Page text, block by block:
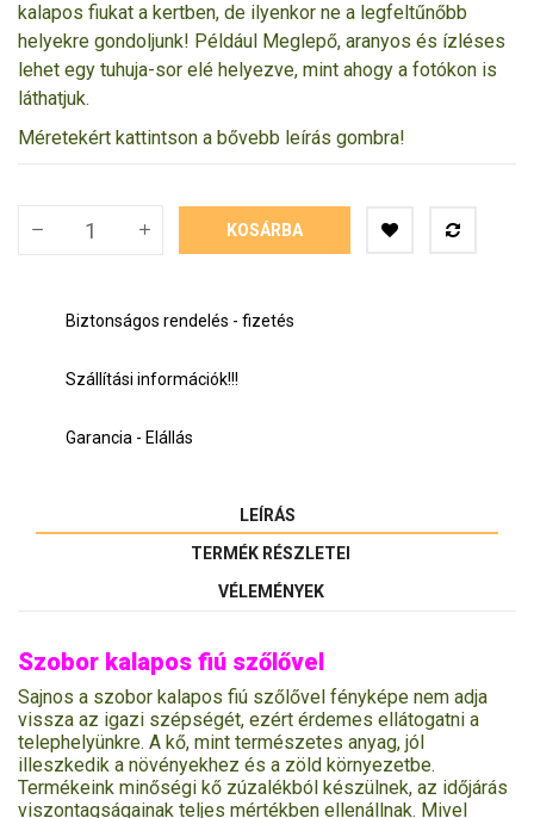
kalapos fiukat a kertben, de ilyenkor ne a legfeltűnőbb
helyekre gondoljunk! Például Meglepő, aranyos és ízléses
lehet egy tuhuja-sor elé helyezve, mint ahogy a fotókon is
láthatjuk.
Méretekért kattintson a bővebb leírás gombra!
KOSÁRBA
Biztonságos rendelés - fizetés
Szállítási információk!!!
Garancia - Elállás
LEÍRÁS
TERMÉK RÉSZLETEI
VÉLEMÉNYEK
Szobor kalapos fiú szőlővel
Sajnos a szobor kalapos fiú szőlővel fényképe nem adja
vissza az igazi szépségét, ezért érdemes ellátogatni a
telephelyünkre. A kő, mint természetes anyag, jól
illeszkedik a növényekhez és a zöld környezetbe.
Termékeink minőségi kő zúzalékból készülnek, az időjárás
viszontagságainak teljes mértékben ellenállnak. Mivel